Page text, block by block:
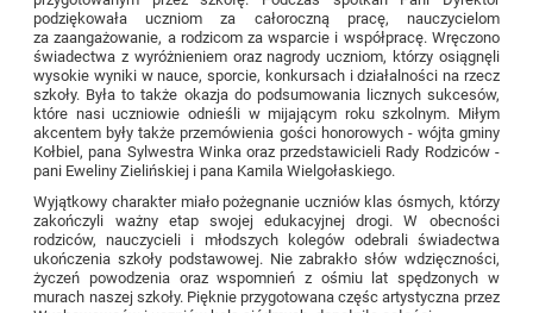
podziękowała uczniom za całoroczną pracę, nauczycielom
za zaangażowanie, a rodzicom za wsparcie i współpracę. Wręczono
świadectwa z wyróżnieniem oraz nagrody uczniom, którzy osiągnęli
wysokie wyniki w nauce, sporcie, konkursach i działalności na rzecz
szkoły. Była to także okazja do podsumowania licznych sukcesów,
które nasi uczniowie odnieśli w mijającym roku szkolnym. Miłym
akcentem były także przemówienia gości honorowych - wójta gminy
Kołbiel, pana Sylwestra Winka oraz przedstawicieli Rady Rodziców -
pani Eweliny Zielińskiej i pana Kamila Wielgołaskiego.
Wyjątkowy charakter miało pożegnanie uczniów klas ósmych, którzy
zakończyli ważny etap swojej edukacyjnej drogi. W obecności
rodziców, nauczycieli i młodszych kolegów odebrali świadectwa
ukończenia szkoły podstawowej. Nie zabrakło słów wdzięczności,
życzeń powodzenia oraz wspomnień z ośmiu lat spędzonych w
murach naszej szkoły. Pięknie przygotowana częśc artystyczna przez